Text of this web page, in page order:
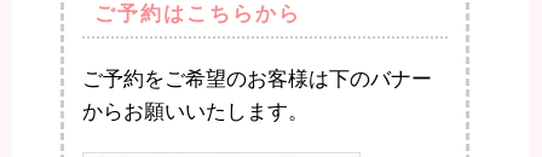
ご予約はこちらから
ご予約をご希望のお客様は下のバナー
からお願いいたします。